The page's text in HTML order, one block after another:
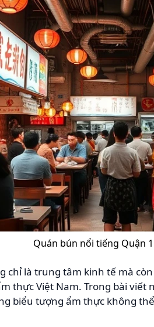
Quán bún nổi tiếng Quận 1
chỉ là trung tâm kinh tế mà
thực Việt Nam. Trong bài viết
biểu tượng ẩm thực không